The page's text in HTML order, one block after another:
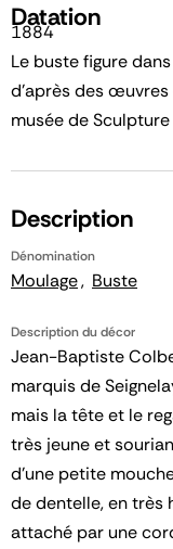
Datation
1884
Le buste figure
d'après des œuvres
musée de
Description
Dénomination
Moulage Buste
Description du décor
Jean-Baptiste
marquis de
mais la tête et le
très jeune et
d'une petite
de dentelle, en très
attaché par une